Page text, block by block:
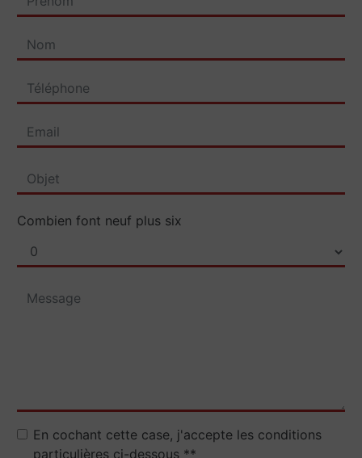
Combien font neuf plus six
En cochant cette case, j'accepte les conditions
particulières ci-dessous **